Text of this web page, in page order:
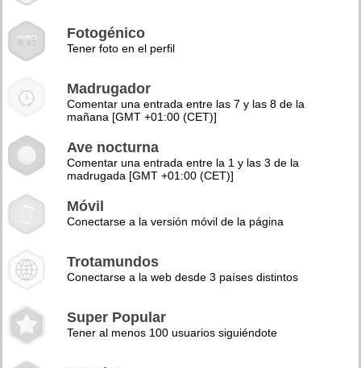
Fotogénico
Tener foto en el perfil
Madrugador
Comentar una entrada entre las 7 y las 8 de la
mañana [GMT +01:00 (CET)]
Ave nocturna
Comentar una entrada entre la 1 y las 3 de la
madrugada [GMT +01:00 (CET)]
Móvil
Conectarse a la versión móvil de la página
Trotamundos
Conectarse a la web desde 3 países distintos
Super Popular
Tener al menos 100 usuarios siguiéndote